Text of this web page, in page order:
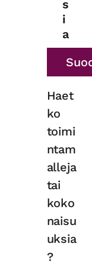
s
i
a
Haet
ko
toimi
ntam
alleja
tai
koko
naisu
uksia
?